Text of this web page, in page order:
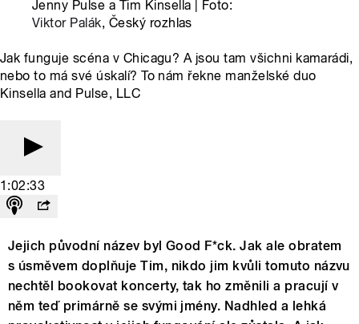
Jenny Pulse a Tim Kinsella | Foto:
Viktor Palák, Český rozhlas
Jak funguje scéna v Chicagu? A jsou tam všichni kamarádi,
nebo to má své úskalí? To nám řekne manželské duo
Kinsella and Pulse, LLC
1:02:33
Jejich původní název byl Good F*ck. Jak ale obratem
s úsměvem doplňuje Tim, nikdo jim kvůli tomuto názvu
nechtěl bookovat koncerty, tak ho změnili a pracují v
něm teď primárně se svými jmény. Nadhled a lehká